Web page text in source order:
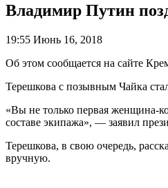
Владимир Путин
19:55 Июнь 16, 2018
Об этом сообщается на сайте
Терешкова с позывным Чайка
«Вы не только первая женщина-
составе экипажа», — заявил
Терешкова, в свою очередь,
вручную.